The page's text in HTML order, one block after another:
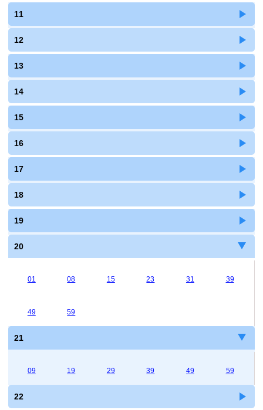
11
12
13
14
15
16
17
18
19
20
01 08 15 23 31 39
49 59
21
09 19 29 39 49 59
22